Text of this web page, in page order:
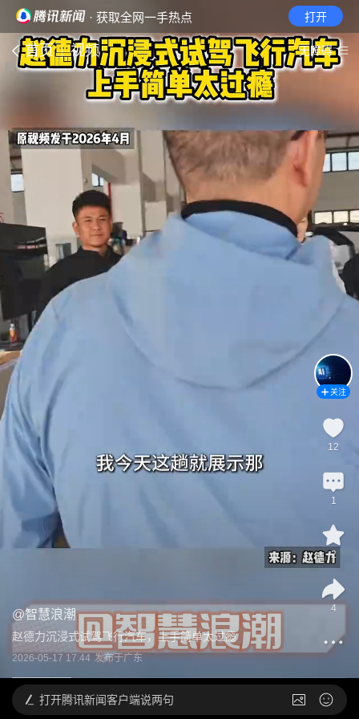
· 获取全网一手热点 打开
首页 视频 无障碍
@智慧浪潮
赵德力沉浸式试驾飞行汽车，上手简单太过瘾
2026-05-17 17:44 发布于广东
关注
12
1
2
4
打开腾讯新闻客户端说两句